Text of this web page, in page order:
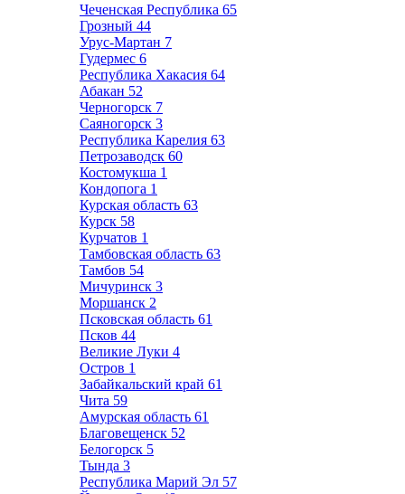
Чеченская Республика 65
Грозный 44
Урус-Мартан 7
Гудермес 6
Республика Хакасия 64
Абакан 52
Черногорск 7
Саяногорск 3
Республика Карелия 63
Петрозаводск 60
Костомукша 1
Кондопога 1
Курская область 63
Курск 58
Курчатов 1
Тамбовская область 63
Тамбов 54
Мичуринск 3
Моршанск 2
Псковская область 61
Псков 44
Великие Луки 4
Остров 1
Забайкальский край 61
Чита 59
Амурская область 61
Благовещенск 52
Белогорск 5
Тында 3
Республика Марий Эл 57